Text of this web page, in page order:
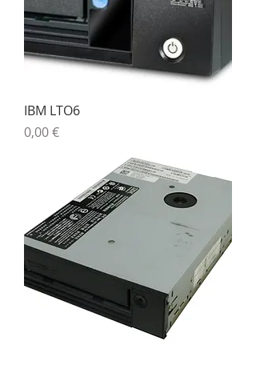
IBM LTO6
Precio
0,00 €